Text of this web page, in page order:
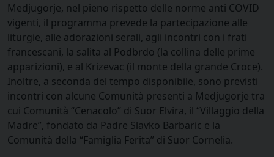
Medjugorje, nel pieno rispetto delle norme anti COVID
vigenti, il programma prevede la partecipazione alle
liturgie, alle adorazioni serali, agli incontri con i frati
francescani, la salita al Podbrdo (la collina delle prime
apparizioni), e al Krizevac (il monte della grande Croce).
Inoltre, a seconda del tempo disponibile, sono previsti
incontri con alcune Comunità presenti a Medjugorje tra
cui Comunità “Cenacolo” di Suor Elvira, il “Villaggio della
Madre”, fondato da Padre Slavko Barbaric e la
Comunità della “Famiglia Ferita” di Suor Cornelia.